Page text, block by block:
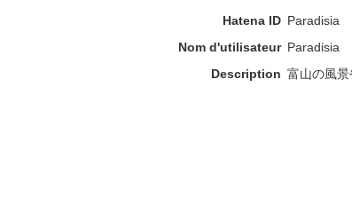
Hatena ID Paradisia
Nom d'utilisateur Paradisia
Description 富山の風景